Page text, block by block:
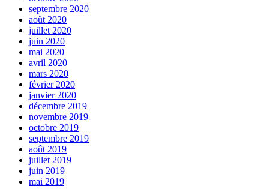
septembre 2020
août 2020
juillet 2020
juin 2020
mai 2020
avril 2020
mars 2020
février 2020
janvier 2020
décembre 2019
novembre 2019
octobre 2019
septembre 2019
août 2019
juillet 2019
juin 2019
mai 2019